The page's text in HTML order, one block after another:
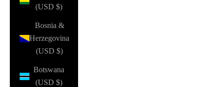
(USD $)
Bosnia &
Herzegovina
(USD $)
Botswana
(USD $)